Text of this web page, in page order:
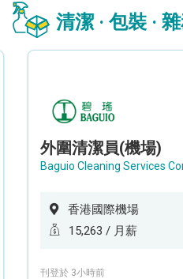
清潔 · 包裝 ·
外圍清潔員(機場)
Baguio Cleaning Services
香港國際機場
15,263 / 月薪
刊登於 3小時前